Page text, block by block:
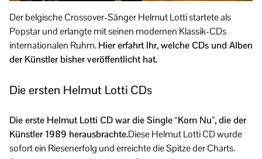
Der belgische Crossover-Sänger Helmut Lotti startete als
Popstar und erlangte mit seinen modernen Klassik-CDs
internationalen Ruhm.Hier erfahrt Ihr, welche CDs und Alben
der Künstler bisher veröffentlicht hat.
Die ersten Helmut Lotti CDs
Die erste Helmut Lotti CD war die Single “Kom Nu”, die der
Künstler 1989 herausbrachte.Diese Helmut Lotti CD wurde
sofort ein Riesenerfolg und erreichte die Spitze der Charts.